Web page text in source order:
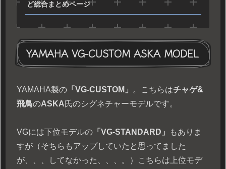
ど総合まとめページ
YAMAHA VG-CUSTOM ASKA MODEL
YAMAHA製の 「VG-CUSTOM」 。こちらはチャゲ&
飛鳥のASKA氏のシグネチャーモデルです。
VGには下位モデルの 「VG-STANDARD」
もありま
すが（そちらもアップしていたと思ってました
が、、、してなかった、、、。）こちらは上位モデ